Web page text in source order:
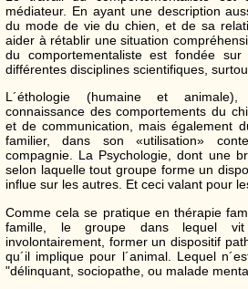
médiateur. En ayant une description
du mode de vie du chien, et de sa
aider à rétablir une situation
du comportementaliste est fondée sur
différentes disciplines scientifiques,
L´éthologie (humaine et
connaissance des comportements du
et de communication, mais également
familier, dans son «utilisation»
compagnie. La Psychologie, dont une
selon laquelle tout groupe forme un
influe sur les autres. Et ceci valant pour
Comme cela se pratique en thérapie
famille, le groupe dans lequel
involontairement, former un dispositif
qu´il implique pour l´animal. Lequel
"délinquant, sociopathe, ou malade